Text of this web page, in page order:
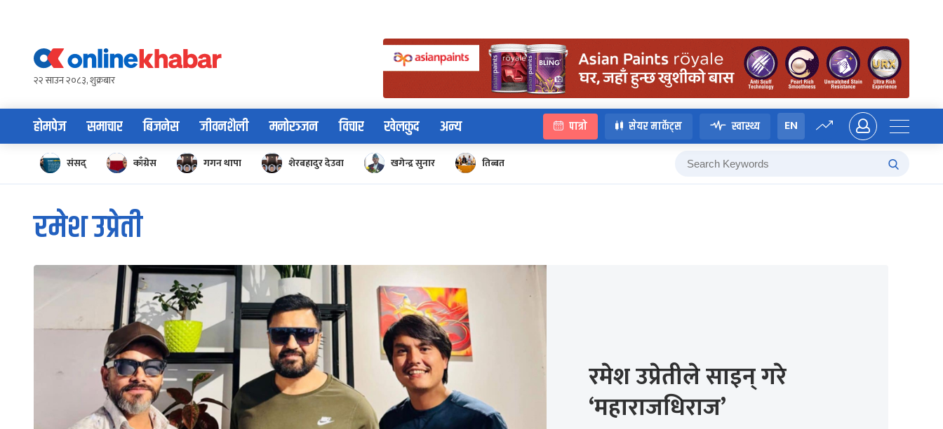
content२२ साउन २०८३, शुक्रबार
होमपेज समाचार बिजनेस जीवनशैली मनोरञ्जन विचार खेलकुद अन्य पात्रो सेयर मार्केट्स स्वास्थ्य EN
संसद् काँग्रेस गगन थापा शेरबहादुर देउवा खगेन्द्र सुनार तिब्बत
रमेश उप्रेती
रमेश उप्रेतीले साइन् गरे
‘महाराजधिराज’